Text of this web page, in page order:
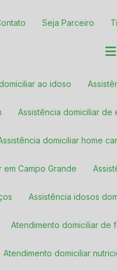
Contato Seja Parceiro
domiciliar ao idoso
Assistência domiciliar
Assistência domiciliar home
em Campo Grande
Assistência idosos
Atendimento domiciliar de
Atendimento domiciliar